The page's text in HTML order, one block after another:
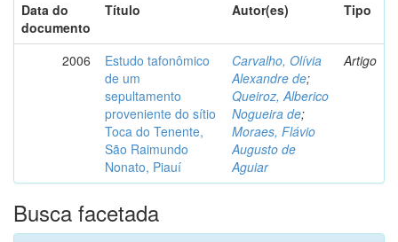
Data do
documento
Título Autor(es) Tipo
2006
Estudo tafonômico
de um
sepultamento
proveniente do sítio
Toca do Tenente,
São Raimundo
Nonato, Piauí
Carvalho, Olívia
Alexandre de;
Queiroz, Alberico
Nogueira de;
Moraes, Flávio
Augusto de
Aguiar
Artigo
Busca facetada